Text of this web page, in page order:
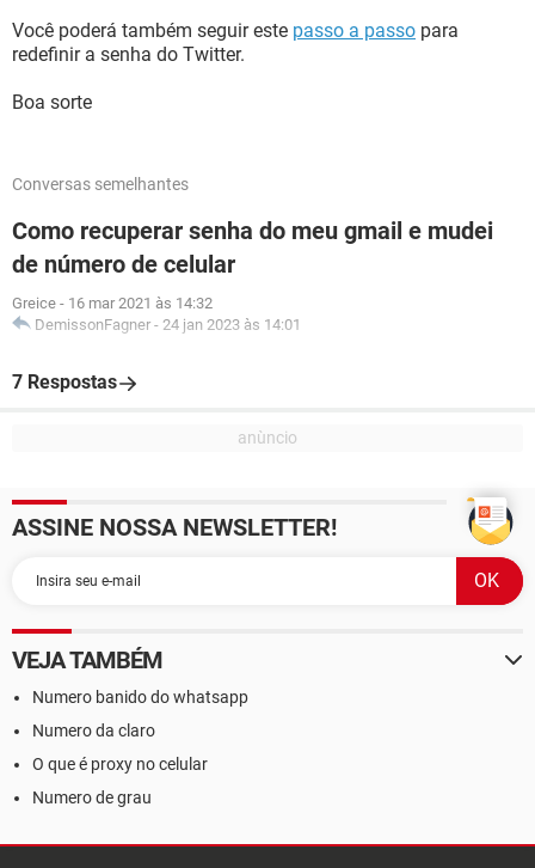
Você poderá também seguir este passo a passo para
redefinir a senha do Twitter.
Boa sorte
Conversas semelhantes
Como recuperar senha do meu gmail e mudei
de número de celular
Greice - 16 mar 2021 às 14:32
DemissonFagner - 24 jan 2023 às 14:01
7 Respostas
ASSINE NOSSA NEWSLETTER!
VEJA TAMBÉM
Numero banido do whatsapp
Numero da claro
O que é proxy no celular
Numero de grau